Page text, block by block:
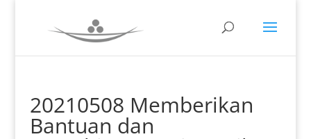
20210508 Memberikan
Bantuan dan